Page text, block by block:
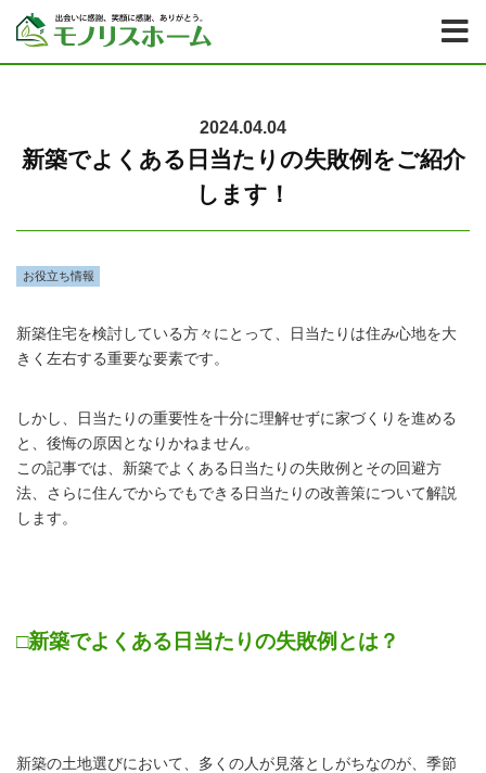
2024.04.04
新築でよくある日当たりの失敗例をご紹介
します！
お役立ち情報
新築住宅を検討している方々にとって、日当たりは住み心地を大
きく左右する重要な要素です。
しかし、日当たりの重要性を十分に理解せずに家づくりを進める
と、後悔の原因となりかねません。
この記事では、新築でよくある日当たりの失敗例とその回避方
法、さらに住んでからでもできる日当たりの改善策について解説
します。
□新築でよくある日当たりの失敗例とは？
新築の土地選びにおいて、多くの人が見落としがちなのが、季節